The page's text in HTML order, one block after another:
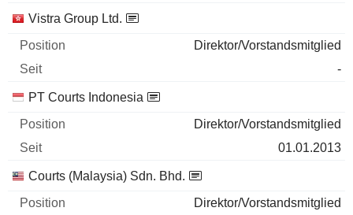
Vistra Group Ltd.
Direktor/Vorstandsmitglied
-
PT Courts Indonesia
Direktor/Vorstandsmitglied
01.01.2013
Courts (Malaysia) Sdn. Bhd.
Direktor/Vorstandsmitglied